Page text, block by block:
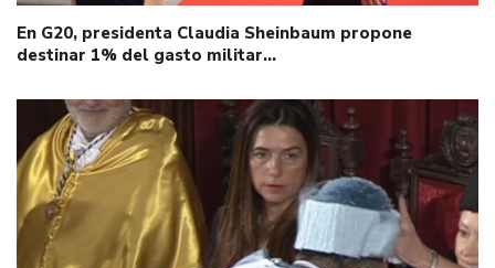
En G20, presidenta Claudia Sheinbaum propone
destinar 1% del gasto militar…